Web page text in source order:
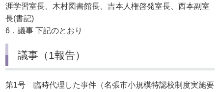
涯学習室長、木村図書館長、吉本人権啓発室長、西本副室
長(書記)
6．議事 下記のとおり
議事（1報告）
第1号 臨時代理した事件（名張市小規模特認校制度実施要